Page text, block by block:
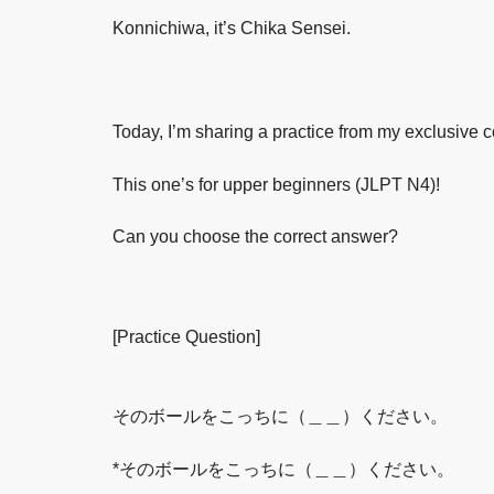
Konnichiwa, it’s Chika Sensei.
Today, I’m sharing a practice from my exclusive
This one’s for upper beginners (JLPT N4)!
Can you choose the correct answer?
[Practice Question]
そのボールをこっちに（＿＿）ください。
*そのボールをこっちに（＿＿）ください。